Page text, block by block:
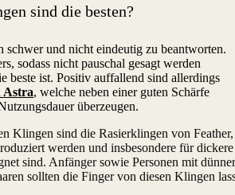
sind die besten?
schwer und nicht eindeutig zu beantworten.
sodass nicht pauschal gesagt werden
beste ist. Positiv auffallend sind allerdings
Astra, welche neben einer guten Schärfe
überzeugen.
Klingen sind die Rasierklingen von Feather,
werden und insbesondere für dickere
sind. Anfänger sowie Personen mit
sollten die Finger von diesen Klingen